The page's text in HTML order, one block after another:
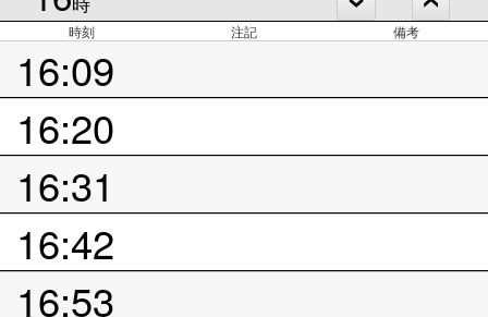
時刻 注記 備考
16:09
16:20
16:31
16:42
16:53